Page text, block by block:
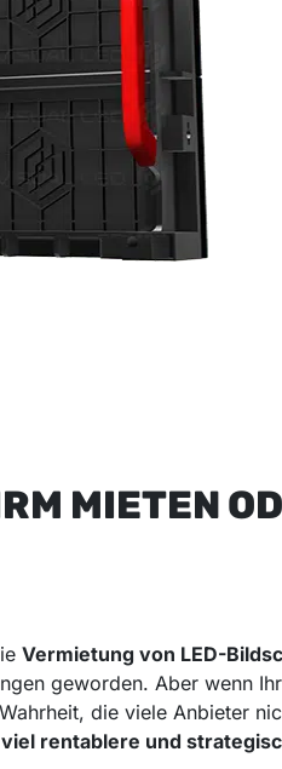
MIETEN
Vermietung von LED-
geworden. Aber wenn
die viele Anbieter
rentablere und